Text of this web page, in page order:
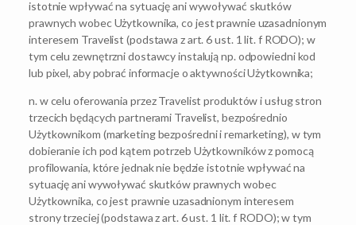
istotnie wpływać na sytuację ani wywoływać skutków
prawnych wobec Użytkownika, co jest prawnie uzasadnionym
interesem Travelist (podstawa z art. 6 ust. 1 lit. f RODO); w
tym celu zewnętrzni dostawcy instalują np. odpowiedni kod
lub pixel, aby pobrać informacje o aktywności Użytkownika;
n. w celu oferowania przez Travelist produktów i usług stron
trzecich będących partnerami Travelist, bezpośrednio
Użytkownikom (marketing bezpośredni i remarketing), w tym
dobieranie ich pod kątem potrzeb Użytkowników z pomocą
profilowania, które jednak nie będzie istotnie wpływać na
sytuację ani wywoływać skutków prawnych wobec
Użytkownika, co jest prawnie uzasadnionym interesem
strony trzeciej (podstawa z art. 6 ust. 1 lit. f RODO); w tym